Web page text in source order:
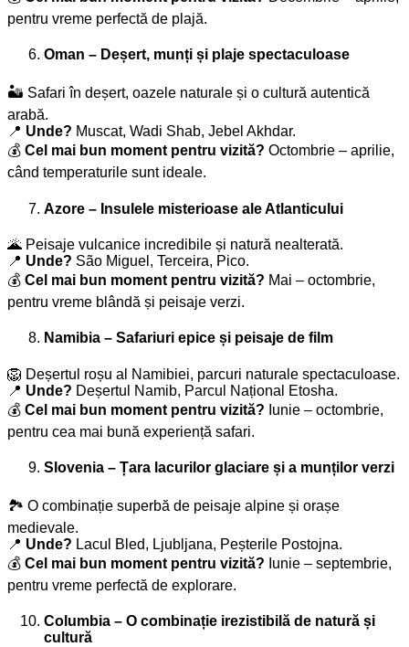
pentru vreme perfectă de plajă.
Oman – Deșert, munți și plaje spectaculoase
🏜️ Safari în deșert, oazele naturale și o cultură autentică
arabă.
📍 Unde? Muscat, Wadi Shab, Jebel Akhdar.
💰 Cel mai bun moment pentru vizită? Octombrie – aprilie,
când temperaturile sunt ideale.
Azore – Insulele misterioase ale Atlanticului
🌋 Peisaje vulcanice incredibile și natură nealterată.
📍 Unde? São Miguel, Terceira, Pico.
💰 Cel mai bun moment pentru vizită? Mai – octombrie,
pentru vreme blândă și peisaje verzi.
Namibia – Safariuri epice și peisaje de film
🦁 Deșertul roșu al Namibiei, parcuri naturale spectaculoase.
📍 Unde? Deșertul Namib, Parcul Național Etosha.
💰 Cel mai bun moment pentru vizită? Iunie – octombrie,
pentru cea mai bună experiență safari.
Slovenia – Țara lacurilor glaciare și a munților verzi
🏞️ O combinație superbă de peisaje alpine și orașe
medievale.
📍 Unde? Lacul Bled, Ljubljana, Peșterile Postojna.
💰 Cel mai bun moment pentru vizită? Iunie – septembrie,
pentru vreme perfectă de explorare.
Columbia – O combinație irezistibilă de natură și
cultură